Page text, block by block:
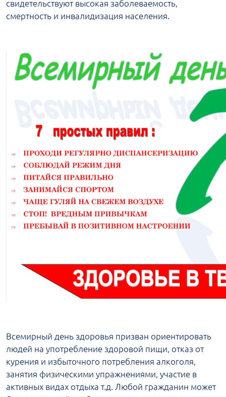
свидетельствуют высокая заболеваемость,
смертность и инвалидизация населения.
Всемирный день здоровья призван ориентировать
людей на употребление здоровой пищи, отказ от
курения и избыточного потребления алкоголя,
занятия физическими упражнениями, участие в
активных видах отдыха т.д. Любой гражданин может